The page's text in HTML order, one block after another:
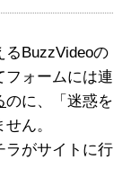
るBuzzVideoの
フォームには連
のに、「迷惑を
ん。
ラがサイトに行